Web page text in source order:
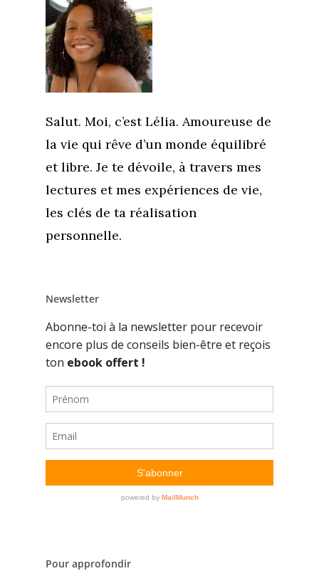
Salut. Moi, c’est Lélia. Amoureuse de
la vie qui rêve d’un monde équilibré
et libre. Je te dévoile, à travers mes
lectures et mes expériences de vie,
les clés de ta réalisation
personnelle.
Newsletter
Pour approfondir